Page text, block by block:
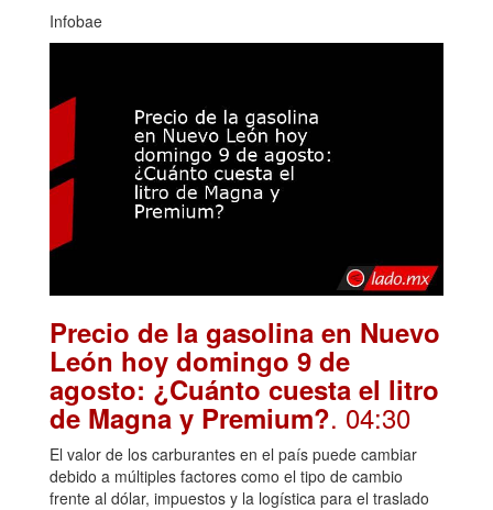
Infobae
Precio de la gasolina en Nuevo
León hoy domingo 9 de
agosto: ¿Cuánto cuesta el litro
de Magna y Premium?. 04:30
El valor de los carburantes en el país puede cambiar
debido a múltiples factores como el tipo de cambio
frente al dólar, impuestos y la logística para el traslado